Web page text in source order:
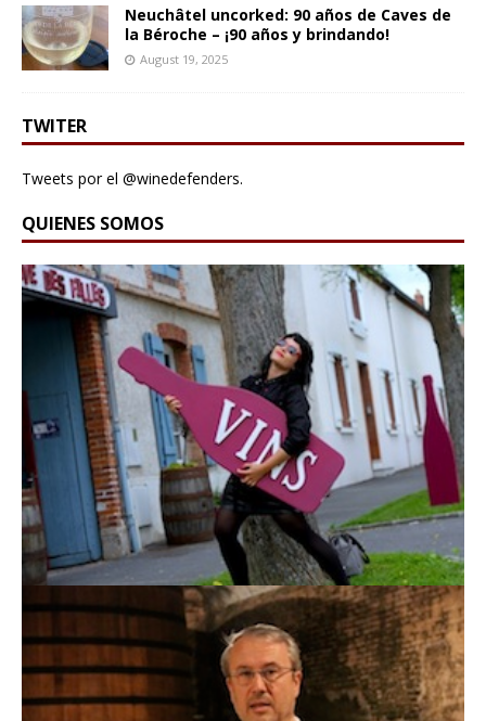
Neuchâtel uncorked: 90 años de Caves de
la Béroche – ¡90 años y brindando!
August 19, 2025
TWITER
Tweets por el @winedefenders.
QUIENES SOMOS